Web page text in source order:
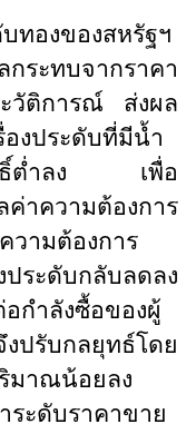
ทองของสหรัฐฯ
ะทบจากราคา
วัติการณ์ ส่งผล
งประดับที่มีน้ำ
ทธิ์ต่ำลง เพื่อ
าความต้องการ
วามต้องการ
ะดับกลับลดลง
กำลังซื้อของผู้
รับกลยุทธ์โดย
มาณน้อยลง
ระดับราคาขาย